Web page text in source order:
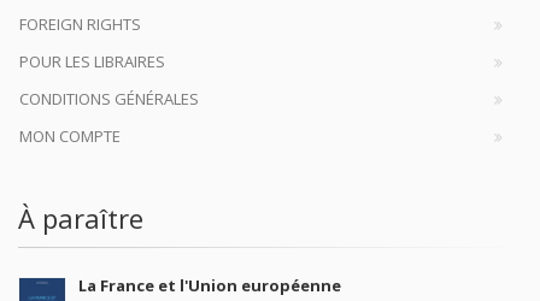
FOREIGN RIGHTS
POUR LES LIBRAIRES
CONDITIONS GÉNÉRALES
MON COMPTE
À paraître
La France et l'Union européenne